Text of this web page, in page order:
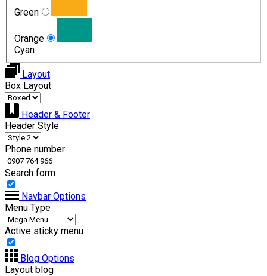
Green
Orange
Cyan
Layout
Box Layout
Header & Footer
Header Style
Phone number
Search form
Navbar Options
Menu Type
Active sticky menu
Blog Options
Layout blog